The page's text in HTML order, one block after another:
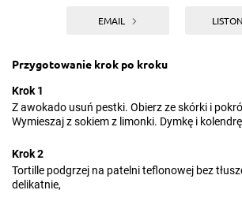
EMAIL
Przygotowanie krok po kroku
Krok 1
Z awokado usuń pestki. Obierz ze skórki i
Wymieszaj z sokiem z limonki. Dymkę i
Krok 2
Tortille podgrzej na patelni teflonowej bez
delikatnie,